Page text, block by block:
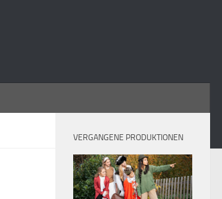
VERGANGENE PRODUKTIONEN